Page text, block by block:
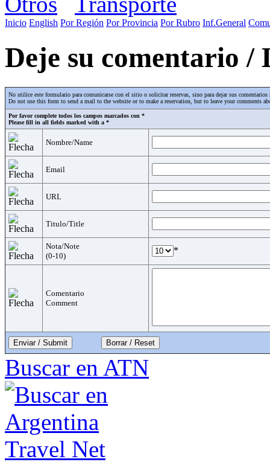
Inicio English Por Región Por Provincia Por Rubro Inf.General
Deje su comentario /
No utilice este formulario para comunicarse con el sitio o solicitar reservas, sino para dejar sus
Do not use this form to send a mail to the website or to make a reservation, but to leave your comments
Por favor complete todos los campos marcados con *
Please fill in all fields marked with a *
Nombre/Name
Email
URL
Titulo/Title
Nota/Note
(0-10)
*
Comentario
Comment
Enviar / Submit
Buscar en ATN